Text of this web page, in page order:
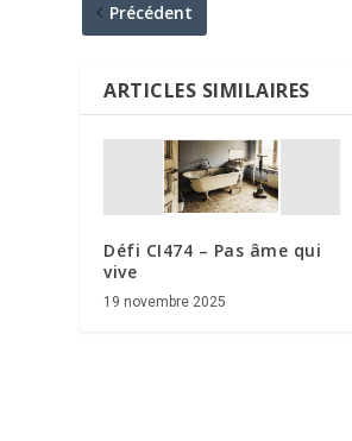
Précédent
ARTICLES SIMILAIRES
Défi CI474 – Pas âme qui
vive
19 novembre 2025